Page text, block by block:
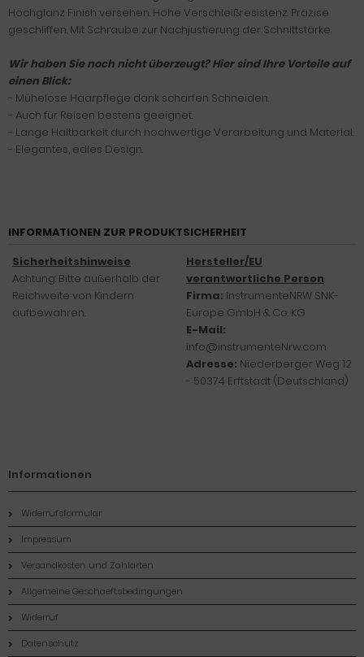
Hochglanz Finish versehen. Hohe Verschleißresistenz. Präzise
geschliffen. Mit Schraube zur Nachjustierung der Schnittstärke.
Wir haben Sie noch nicht überzeugt? Hier sind Ihre Vorteile auf
einen Blick:
- Mühelose Haarpflege dank scharfen Schneiden.
- Auch für Reisen bestens geeignet.
- Lange Haltbarkeit durch hochwertige Verarbeitung und Material.
- Elegantes, edles Design.
INFORMATIONEN ZUR PRODUKTSICHERHEIT
Sicherheitshinweise
Achtung: Bitte außerhalb der
Reichweite von Kindern
aufbewahren.
Hersteller/EU
verantwortliche Person
Firma: InstrumenteNRW SNK-
Europe GmbH & Co. KG
E-Mail:
info@InstrumenteNrw.com
Adresse: Niederberger Weg 12
- 50374 Erftstadt (Deutschland)
Informationen
Widerrufsformular
Impressum
Versandkosten und Zahlarten
Allgemeine Geschaeftsbedingungen
Widerruf
Datenschutz